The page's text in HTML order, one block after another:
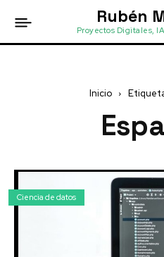
Rubén
Proyectos Digitales,
Inicio
Ciencia de datos